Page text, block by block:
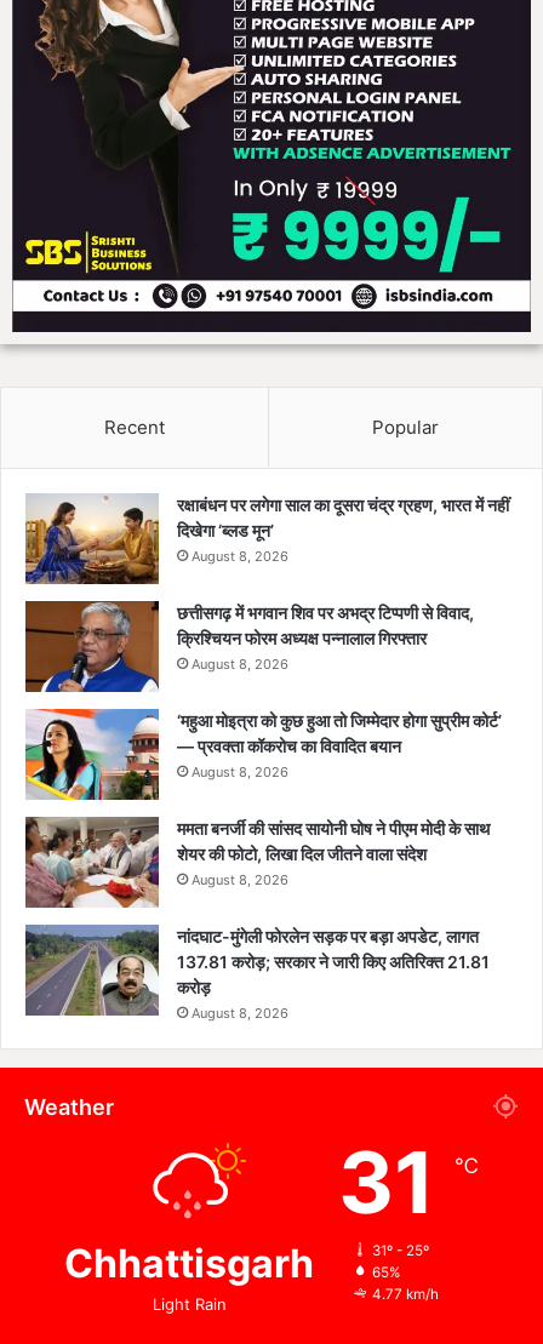
Recent Popular
रक्षाबंधन पर लगेगा साल का दूसरा चंद्र ग्रहण, भारत में नहीं
दिखेगा ‘ब्लड मून’
August 8, 2026
छत्तीसगढ़ में भगवान शिव पर अभद्र टिप्पणी से विवाद,
क्रिश्चियन फोरम अध्यक्ष पन्नालाल गिरफ्तार
August 8, 2026
‘महुआ मोइत्रा को कुछ हुआ तो जिम्मेदार होगा सुप्रीम कोर्ट’
— प्रवक्ता कॉकरोच का विवादित बयान
August 8, 2026
ममता बनर्जी की सांसद सायोनी घोष ने पीएम मोदी के साथ
शेयर की फोटो, लिखा दिल जीतने वाला संदेश
August 8, 2026
नांदघाट-मुंगेली फोरलेन सड़क पर बड़ा अपडेट, लागत
137.81 करोड़; सरकार ने जारी किए अतिरिक्त 21.81
करोड़
August 8, 2026
Weather
Chhattisgarh
Light Rain
31 ℃
31º - 25º
65%
4.77 km/h